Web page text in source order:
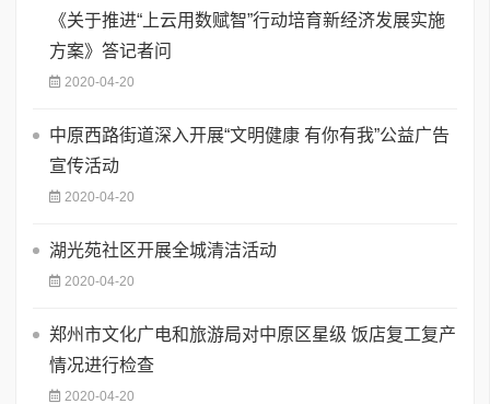
《关于推进“上云用数赋智”行动培育新经济发展实施
方案》答记者问
2020-04-20
中原西路街道深入开展“文明健康 有你有我”公益广告
宣传活动
2020-04-20
湖光苑社区开展全城清洁活动
2020-04-20
郑州市文化广电和旅游局对中原区星级 饭店复工复产
情况进行检查
2020-04-20